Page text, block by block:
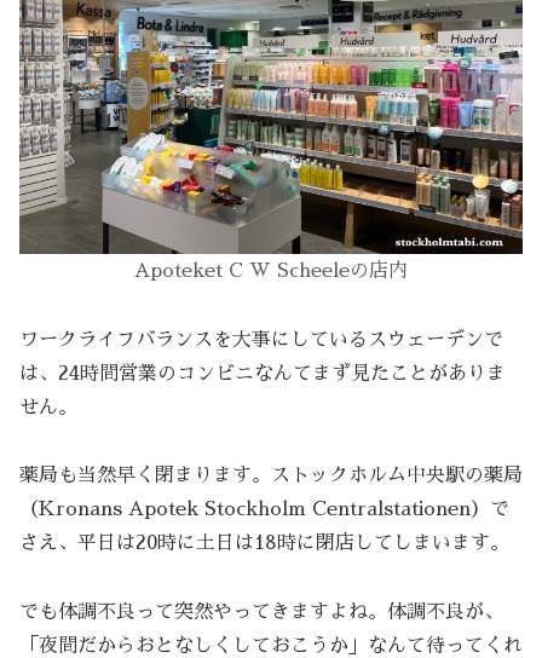
Apoteket C W Scheeleの店内
ワークライフバランスを大事にしているスウェーデンで
は、24時間営業のコンビニなんてまず見たことがありま
せん。
薬局も当然早く閉まります。ストックホルム中央駅の薬局
（Kronans Apotek Stockholm Centralstationen）で
さえ、平日は20時に土日は18時に閉店してしまいます。
でも体調不良って突然やってきますよね。体調不良が、
「夜間だからおとなしくしておこうか」なんて待ってくれ